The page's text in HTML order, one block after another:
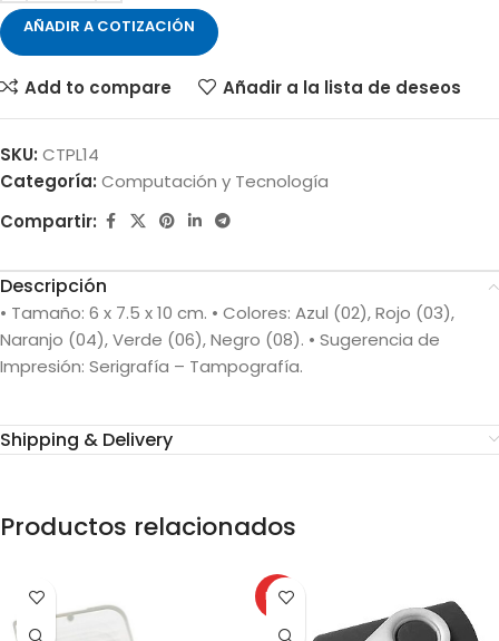
AÑADIR A COTIZACIÓN
Add to compare Añadir a la lista de deseos
SKU: CTPL14
Categoría: Computación y Tecnología
Compartir:
Descripción
• Tamaño: 6 x 7.5 x 10 cm. • Colores: Azul (02), Rojo (03),
Naranjo (04), Verde (06), Negro (08). • Sugerencia de
Impresión: Serigrafía – Tampografía.
Shipping & Delivery
Productos relacionados
HOT